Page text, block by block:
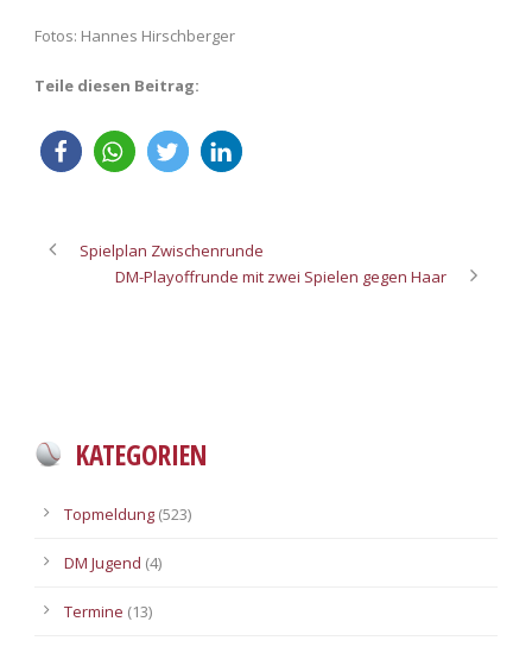
Fotos: Hannes Hirschberger
Teile diesen Beitrag:
Spielplan Zwischenrunde
DM-Playoffrunde mit zwei Spielen gegen Haar
KATEGORIEN
Topmeldung (523)
DM Jugend (4)
Termine (13)